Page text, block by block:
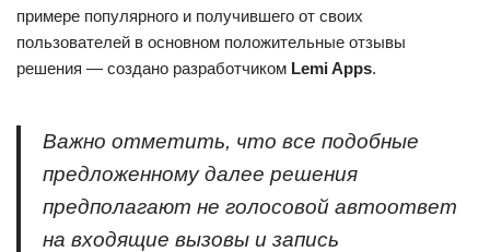
примере популярного и получившего от своих
пользователей в основном положительные отзывы
решения — создано разработчиком Lemi Apps.
Важно отметить, что все подобные
предложенному далее решения
предполагают не голосовой автоответ
на входящие вызовы и запись